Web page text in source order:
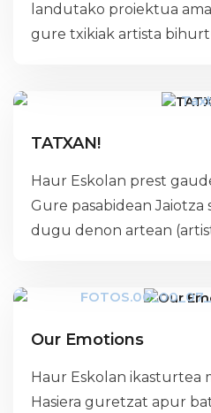
landutako proiektua
gure txikiak artista
TATXAN!
Haur Eskolan prest
Gure pasabidean
dugu denon artean
izarrak familien mezu
eta.
Our Emotions
Haur Eskolan ikasturtea
Hasiera guretzat apur